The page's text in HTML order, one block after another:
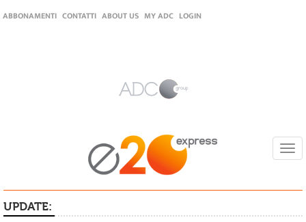
ABBONAMENTI CONTATTI ABOUT US MY ADC LOGIN
UPDATE: